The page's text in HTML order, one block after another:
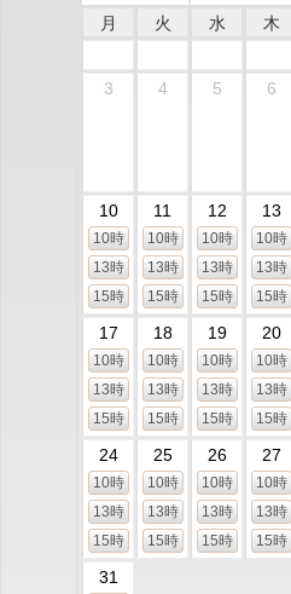
月 火 水 木
3
4 5 6
10
10時
13時
15時
11
10時
13時
15時
12
10時
13時
15時
13
10時
13時
15時
17
10時
13時
15時
18
10時
13時
15時
19
10時
13時
15時
20
10時
13時
15時
24
10時
13時
15時
25
10時
13時
15時
26
10時
13時
15時
27
10時
13時
15時
31